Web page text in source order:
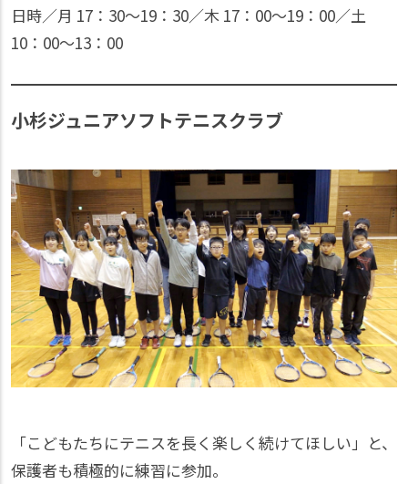
日時／月 17：30〜19：30／木 17：00〜19：00／土
10：00〜13：00
小杉ジュニアソフトテニスクラブ
「こどもたちにテニスを長く楽しく続けてほしい」と、
保護者も積極的に練習に参加。